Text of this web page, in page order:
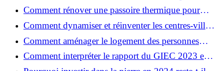
votre rénovation ?
Comment rénover une passoire thermique pour
une maison durable ?
Comment dynamiser et réinventer les centres-villes
avec Action Cœur de Ville ?
Comment aménager le logement des personnes
âgées et obtenir des aides financières ?
Comment interpréter le rapport du GIEC 2023 et
en retenir l'essentiel ?